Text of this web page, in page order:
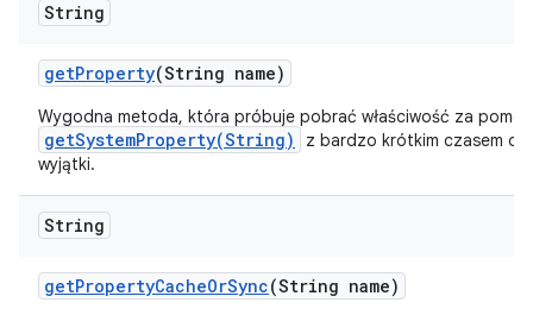
String
getProperty(String name)
Wygodna metoda, która próbuje pobrać właściwość za
getSystemProperty(String)
z bardzo krótkim czasem
wyjątki.
String
getPropertyCacheOrSync(String name)